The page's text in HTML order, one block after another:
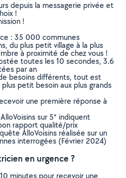
depuis la messagerie privée et
!
!
: 35 000 communes
du plus petit village à la plus
à proximité de chez vous !
toutes les 10 secondes, 3.6
par an
besoins différents, tout est
petit besoin aux plus grands
une première réponse à
sur 5* indiquent
rapport qualité/prix
AlloVoisins réalisée sur un
interrogées (Février 2024)
en urgence ?
minutes pour recevoir une